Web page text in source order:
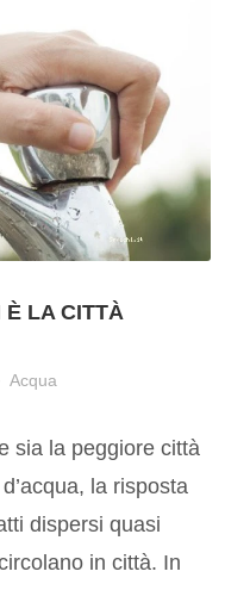
È LA CITTÀ
Acqua
sia la peggiore città
la risposta
dispersi quasi
in città. In